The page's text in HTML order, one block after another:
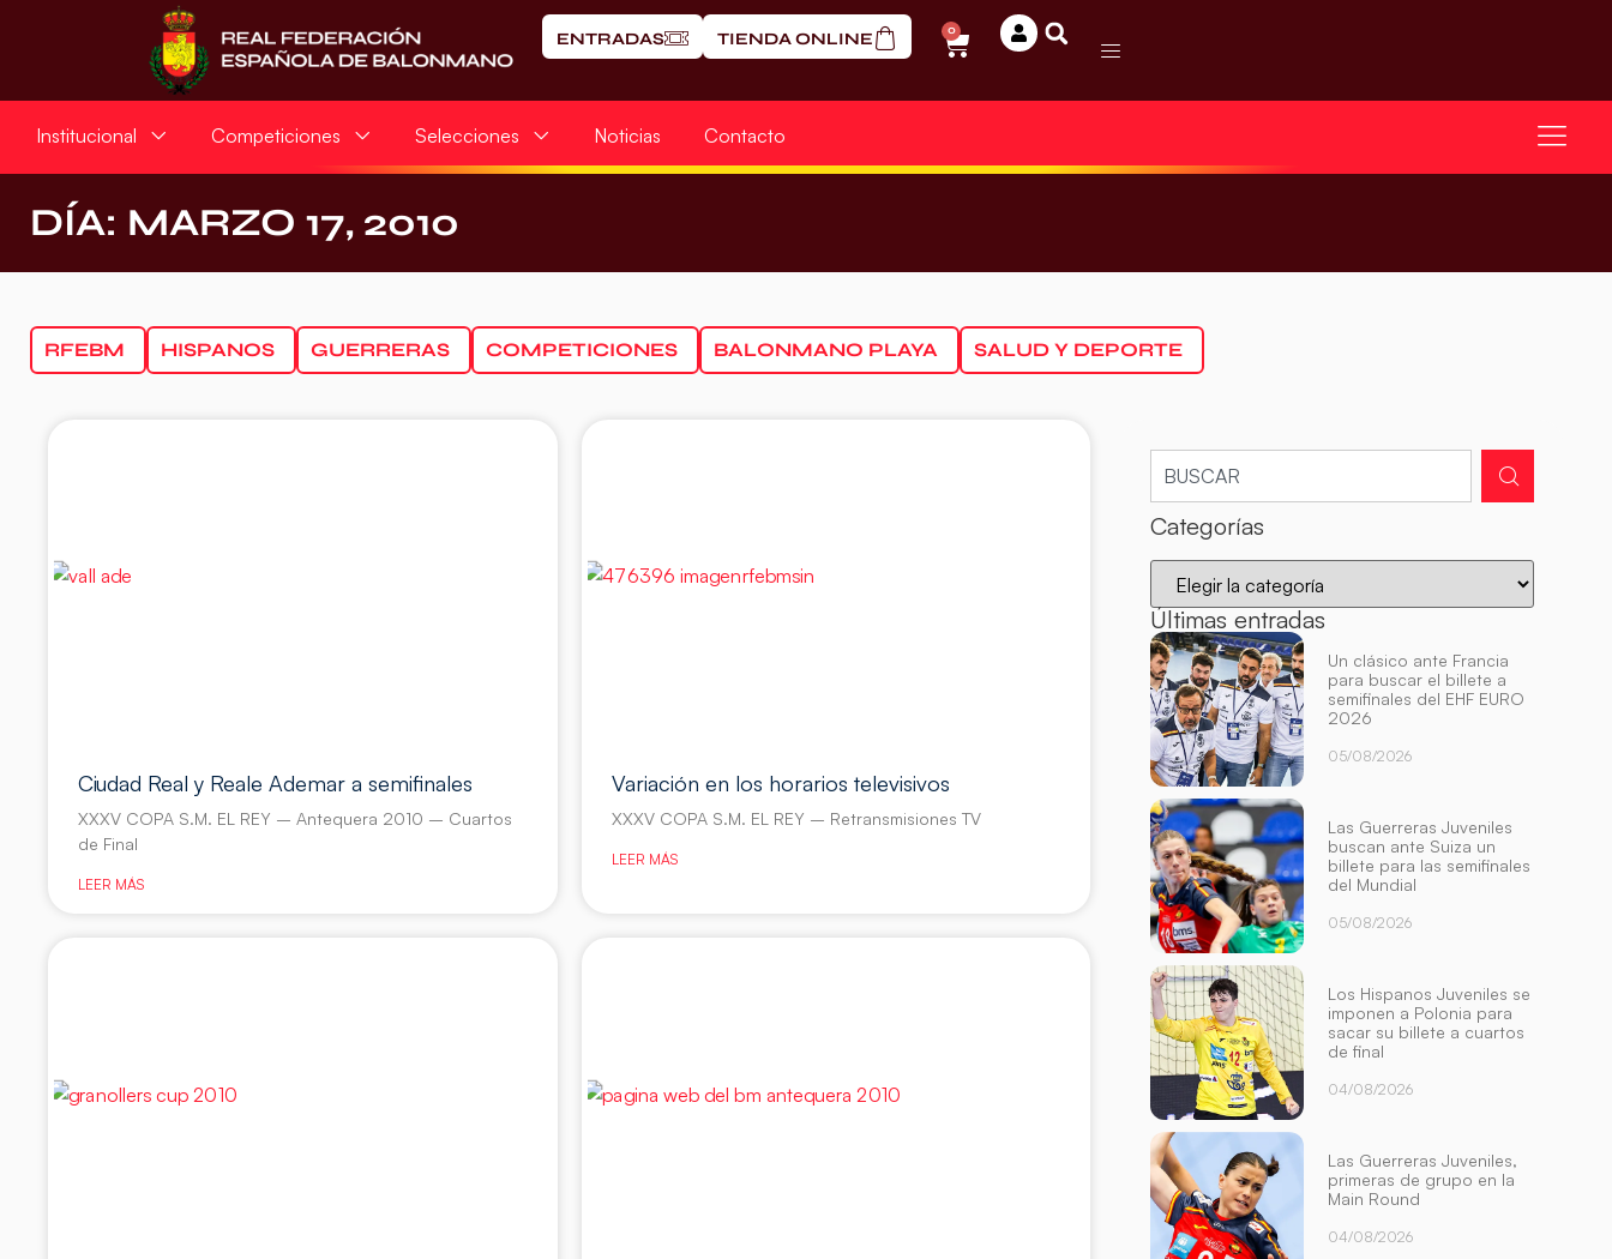
ENTRADAS TIENDA ONLINE 0
Institucional Competiciones Selecciones Noticias Contacto
DÍA: MARZO 17, 2010
RFEBM HISPANOS GUERRERAS COMPETICIONES BALONMANO PLAYA SALUD Y DEPORTE
Ciudad Real y Reale Ademar a semifinales
XXXV COPA S.M. EL REY – Antequera 2010 – Cuartos
de Final
LEER MÁS
Variación en los horarios televisivos
XXXV COPA S.M. EL REY – Retransmisiones TV
LEER MÁS
Categorías
Últimas entradas
Un clásico ante Francia
para buscar el billete a
semifinales del EHF EURO
2026
05/08/2026
Las Guerreras Juveniles
buscan ante Suiza un
billete para las semifinales
del Mundial
05/08/2026
Los Hispanos Juveniles se
imponen a Polonia para
sacar su billete a cuartos
de final
04/08/2026
Las Guerreras Juveniles,
primeras de grupo en la
Main Round
04/08/2026